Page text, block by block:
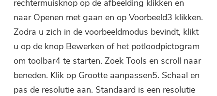
rechtermuisknop op de afbeelding klikken en
naar Openen met gaan en op Voorbeeld3 klikken.
Zodra u zich in de voorbeeldmodus bevindt, klikt
u op de knop Bewerken of het potloodpictogram
om toolbar4 te starten. Zoek Tools en scroll naar
beneden. Klik op Grootte aanpassen5. Schaal en
pas de resolutie aan. Standaard is een resolutie